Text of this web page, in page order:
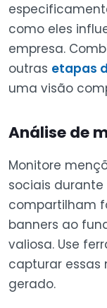
como eles
empresa.
outras etapas
uma visão
Análise de
Monitore
sociais durante
compartilham
banners ao
valiosa. Use
capturar essas
gerado.